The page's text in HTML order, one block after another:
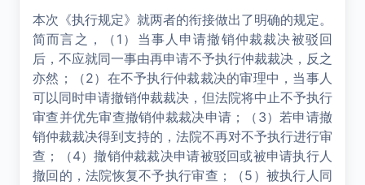
本次《执行规定》就两者的衔接做出了明确的规定。
简而言之，（1）当事人申请撤销仲裁裁决被驳回
后，不应就同一事由再申请不予执行仲裁裁决，反之
亦然；（2）在不予执行仲裁裁决的审理中，当事人
可以同时申请撤销仲裁裁决，但法院将中止不予执行
审查并优先审查撤销仲裁裁决申请；（3）若申请撤
销仲裁裁决得到支持的，法院不再对不予执行进行审
查；（4）撤销仲裁裁决申请被驳回或被申请执行人
撤回的，法院恢复不予执行审查；（5）被执行人同